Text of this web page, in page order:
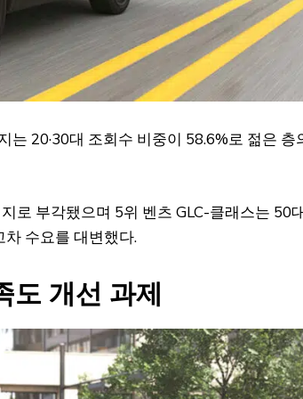
20·30대 조회수 비중이 58.6%로 젊은 층
로 부각됐으며 5위 벤츠 GLC-클래스는 50
수요를 대변했다.
도 개선 과제